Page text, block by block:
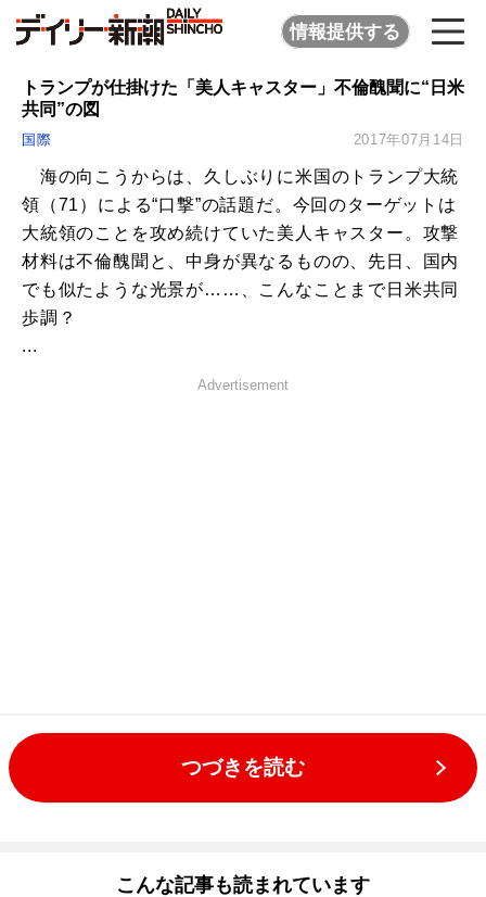
情報提供する
トランプが仕掛けた「美人キャスター」不倫醜聞に“日米
共同”の図
国際 2017年07月14日
海の向こうからは、久しぶりに米国のトランプ大統
領（71）による“口撃”の話題だ。今回のターゲットは
大統領のことを攻め続けていた美人キャスター。攻撃
材料は不倫醜聞と、中身が異なるものの、先日、国内
でも似たような光景が……、こんなことまで日米共同
歩調？
...
Advertisement
つづきを読む
こんな記事も読まれています